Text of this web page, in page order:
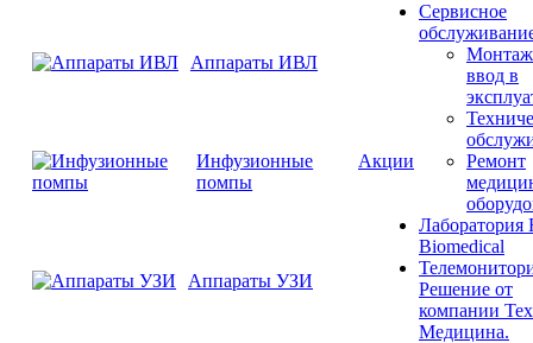
Аппараты ИВЛ
Инфузионные
помпы
Аппараты УЗИ
Акции
Сервисное
ввод в
Ремонт
Лаборатория
Biomedical
Решение от
компании
Медицина.